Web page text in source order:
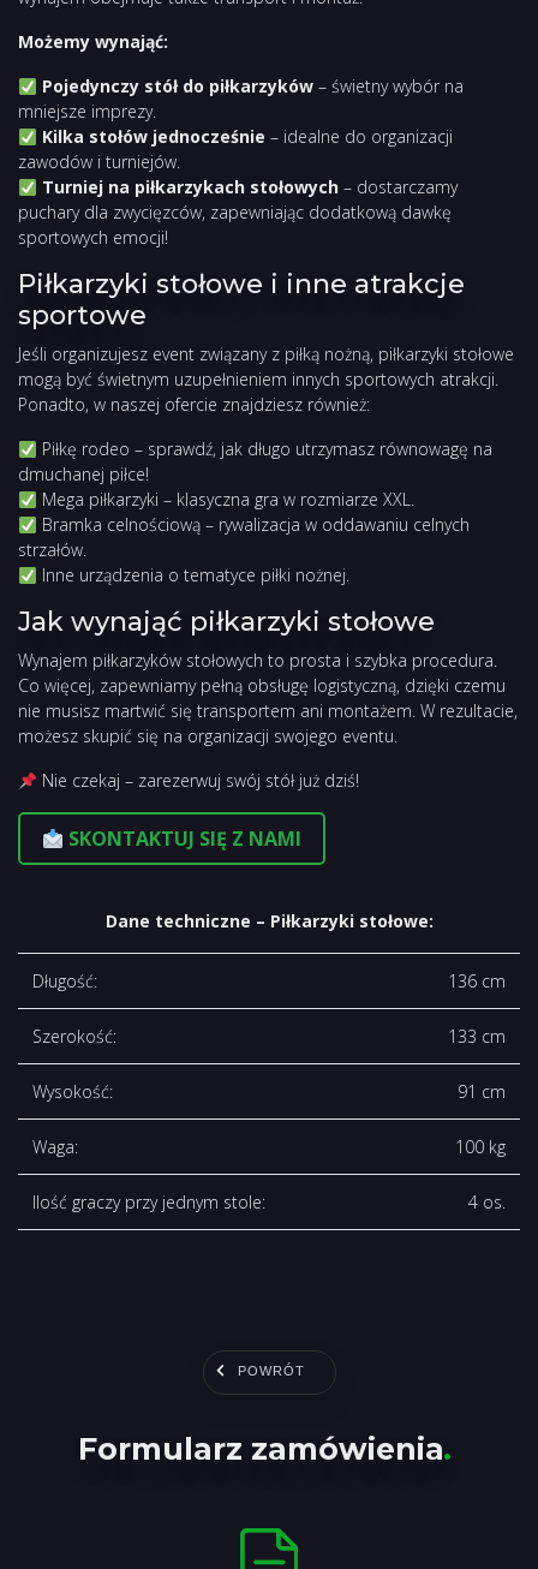
Możemy wynająć:
Pojedynczy stół do piłkarzyków– świetny wybór na
mniejsze imprezy.
Kilka stołów jednocześnie – idealne do organizacji
zawodów i turniejów.
Turniej na piłkarzykach stołowych– dostarczamy
puchary dla zwycięzców, zapewniając dodatkową dawkę
sportowych emocji!
Piłkarzyki stołowe i inne atrakcje
sportowe
Jeśli organizujesz event związany z piłką nożną, piłkarzyki stołowe
mogą być świetnym uzupełnieniem innych sportowych atrakcji.
Ponadto, w naszej ofercie znajdziesz również:
Piłkę rodeo – sprawdź, jak długo utrzymasz równowagę na
dmuchanej piłce!
Mega piłkarzyki – klasyczna gra w rozmiarze XXL.
Bramka celnościową– rywalizacja w oddawaniu celnych
strzałów.
Inne urządzenia o tematyce piłki nożnej.
Jak wynająć piłkarzyki stołowe
Wynajem piłkarzyków stołowych to prosta i szybka procedura.
Co więcej, zapewniamy pełną obsługę logistyczną, dzięki czemu
nie musisz martwić się transportem ani montażem. W rezultacie,
możesz skupić się na organizacji swojego eventu.
Nie czekaj – zarezerwuj swój stół już dziś!
SKONTAKTUJ SIĘ Z NAMI
Dane techniczne – Piłkarzyki stołowe:
Długość: 136 cm
Szerokość: 133 cm
Wysokość: 91 cm
Waga: 100 kg
Ilość graczy przy jednym stole: 4 os.
POWRÓT
Formularz zamówienia.